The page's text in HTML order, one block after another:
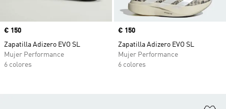
Precio
€ 150
Zapatilla Adizero EVO SL
Mujer Performance
6 colores
Precio
€ 150
Zapatilla Adizero EVO SL
Mujer Performance
6 colores